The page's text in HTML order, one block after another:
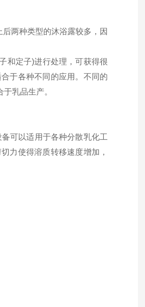
两种类型的沐浴露较多，因
和定子)进行处理，可获得很
于各种不同的应用。不同的
于乳品生产。
可以适用于各种分散乳化工
力使得溶质转移速度增加，